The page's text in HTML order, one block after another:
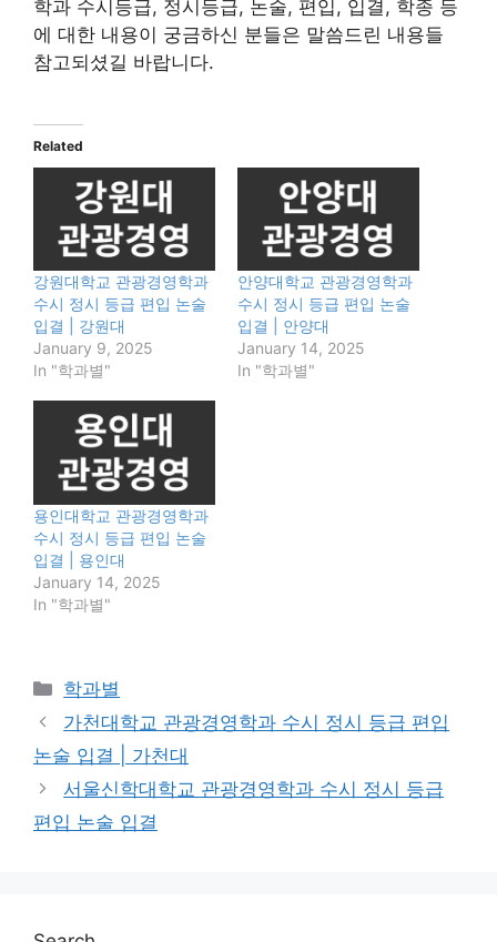
학과 수시등급, 정시등급, 논술, 편입, 입결, 학종 등
에 대한 내용이 궁금하신 분들은 말씀드린 내용들
참고되셨길 바랍니다.
Related
강원대학교 관광경영학과
수시 정시 등급 편입 논술
입결 | 강원대
January 9, 2025
In "학과별"
안양대학교 관광경영학과
수시 정시 등급 편입 논술
입결 | 안양대
January 14, 2025
In "학과별"
용인대학교 관광경영학과
수시 정시 등급 편입 논술
입결 | 용인대
January 14, 2025
In "학과별"
Categories
학과별
가천대학교 관광경영학과 수시 정시 등급 편입
논술 입결 | 가천대
서울신학대학교 관광경영학과 수시 정시 등급
편입 논술 입결